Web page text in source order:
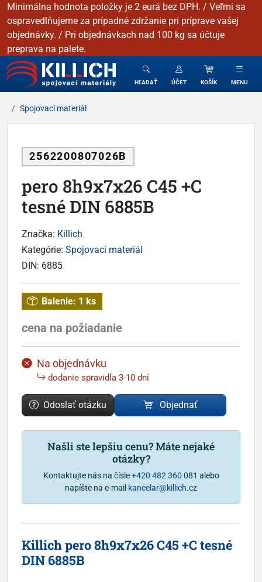
Minimálna hodnota položky je 2 eurá bez DPH. / Veľmi sa
ospravedlňujeme za prípadné zdržanie pri príprave vašej
objednávky. / Pri objednávkach nad 100 kg sa účtuje
preprava na palete.
KILLICH - Spojovacie materiály
HĽADAŤ ÚČET KOŠÍK MENU
Spojovací materiál
2562200807026B
pero 8h9x7x26 C45 +C
tesné DIN 6885B
Značka: Killich
Kategórie: Spojovací materiál
DIN: 6885
Balenie: 1 ks
cena na požiadanie
Na objednávku
dodanie spravidla 3-10 dní
Odoslať otázku Objednať
Našli ste lepšiu cenu? Máte nejaké
otázky?
Kontaktujte nás na čísle+420 482 360 081 alebo
napíšte na e-mail kancelar@killich.cz
Killich pero 8h9x7x26 C45 +C tesné
DIN 6885B